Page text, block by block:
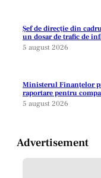
Șef de direcție din
un dosar de trafic de
5 august 2026
Ministerul Finanțelor
raportare pentru
5 august 2026
Advertisement